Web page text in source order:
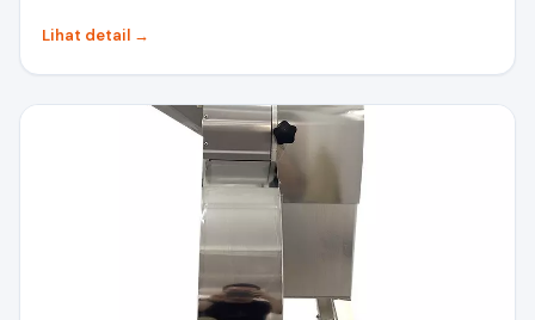
Lihat detail →